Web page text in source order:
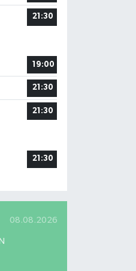
21:30
19:00
21:30
21:30
21:30
08.08.2026